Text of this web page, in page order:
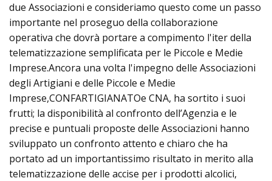
due Associazioni e consideriamo questo come un passo
importante nel proseguo della collaborazione
operativa che dovrà portare a compimento l'iter della
telematizzazione semplificata per le Piccole e Medie
Imprese.Ancora una volta l'impegno delle Associazioni
degli Artigiani e delle Piccole e Medie
Imprese,CONFARTIGIANATOe CNA, ha sortito i suoi
frutti; la disponibilità al confronto dell’Agenzia e le
precise e puntuali proposte delle Associazioni hanno
sviluppato un confronto attento e chiaro che ha
portato ad un importantissimo risultato in merito alla
telematizzazione delle accise per i prodotti alcolici,